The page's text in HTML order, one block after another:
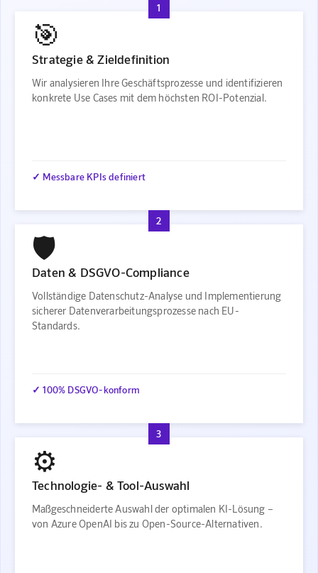
1
🎯
Strategie & Zieldefinition
Wir analysieren Ihre Geschäftsprozesse und identifizieren
konkrete Use Cases mit dem höchsten ROI-Potenzial.
✓ Messbare KPIs definiert
2
🛡️
Daten & DSGVO-Compliance
Vollständige Datenschutz-Analyse und Implementierung
sicherer Datenverarbeitungsprozesse nach EU-
Standards.
✓ 100% DSGVO-konform
3
⚙️
Technologie- & Tool-Auswahl
Maßgeschneiderte Auswahl der optimalen KI-Lösung –
von Azure OpenAI bis zu Open-Source-Alternativen.